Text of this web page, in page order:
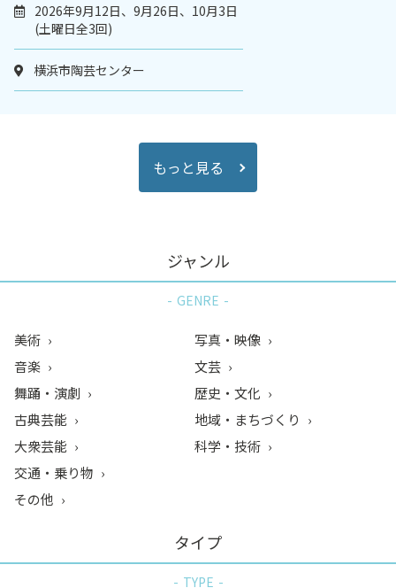
2026年9月12日、9月26日、10月3日
(土曜日全3回)
横浜市陶芸センター
もっと見る
ジャンル
GENRE
美術
音楽
舞踊・演劇
古典芸能
大衆芸能
写真・映像
文芸
歴史・文化
地域・まちづくり
科学・技術
交通・乗り物
その他
タイプ
TYPE